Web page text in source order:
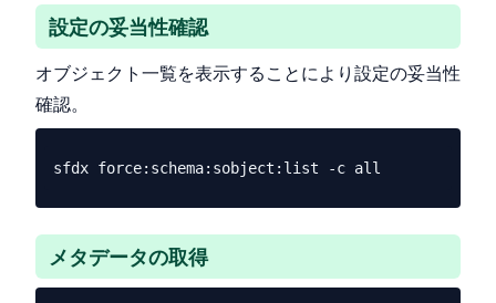
設定の妥当性確認
オブジェクト一覧を表示することにより設定の妥当性
確認。
メタデータの取得